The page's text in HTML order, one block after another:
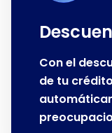
Con el
de tu